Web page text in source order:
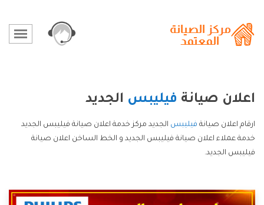
اعلان صيانة فيليبس الجديد
ارقام اعلان صيانة فيليبس الجديد مركز خدمة اعلان صيانة فيليبس الجديد
خدمة عملاء اعلان صيانة فيليبس الجديد و الخط الساخن اعلان صيانة
فيليبس الجديد.